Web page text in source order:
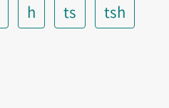
h ts
tsh